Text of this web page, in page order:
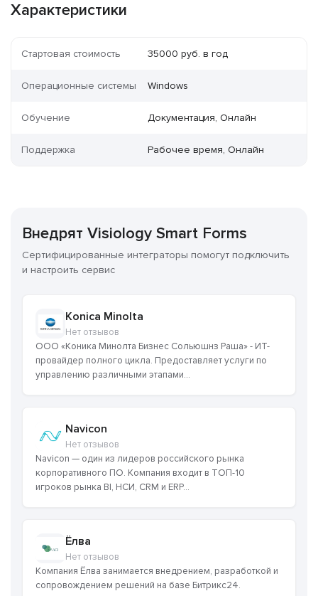
Характеристики
Стартовая стоимость 35000 руб. в год
Операционные системы Windows
Обучение Документация, Онлайн
Поддержка Рабочее время, Онлайн
Внедрят Visiology Smart Forms
Сертифицированные интеграторы помогут подключить
и настроить сервис
Konica Minolta
Нет отзывов
ООО «Коника Минолта Бизнес Сольюшнз Раша» - ИТ-
провайдер полного цикла. Предоставляет услуги по
управлению различными этапами...
Navicon
Нет отзывов
Navicon — один из лидеров российского рынка
корпоративного ПО. Компания входит в ТОП-10
игроков рынка BI, НСИ, CRM и ERP...
Ёлва
Нет отзывов
Компания Ёлва занимается внедрением, разработкой и
сопровождением решений на базе Битрикс24.